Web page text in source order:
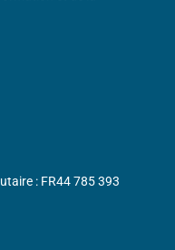
: FR44 785 393